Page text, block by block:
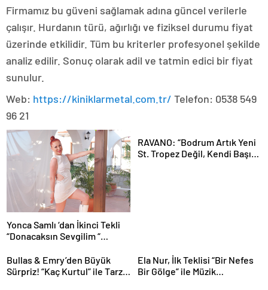
Firmamız bu güveni sağlamak adına güncel verilerle
çalışır. Hurdanın türü, ağırlığı ve fiziksel durumu fiyat
üzerinde etkilidir. Tüm bu kriterler profesyonel şekilde
analiz edilir. Sonuç olarak adil ve tatmin edici bir fiyat
sunulur.
Web: https://kiniklarmetal.com.tr/ Telefon: 0538 549
96 21
Yonca Samlı ‘dan İkinci Tekli
“Donacaksın Sevgilim “
RAVANO: “Bodrum Artık Yeni
St. Tropez Değil, Kendi Başına
Bullas & Emry’den Büyük
Sürpriz! “Kaç Kurtul” ile Tarz
Ela Nur, İlk Teklisi “Bir Nefes
Bir Gölge” ile Müzik